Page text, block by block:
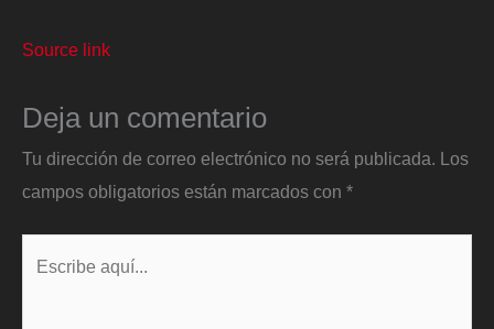
Source link
Deja un comentario
Tu dirección de correo electrónico no será publicada. Los
campos obligatorios están marcados con *